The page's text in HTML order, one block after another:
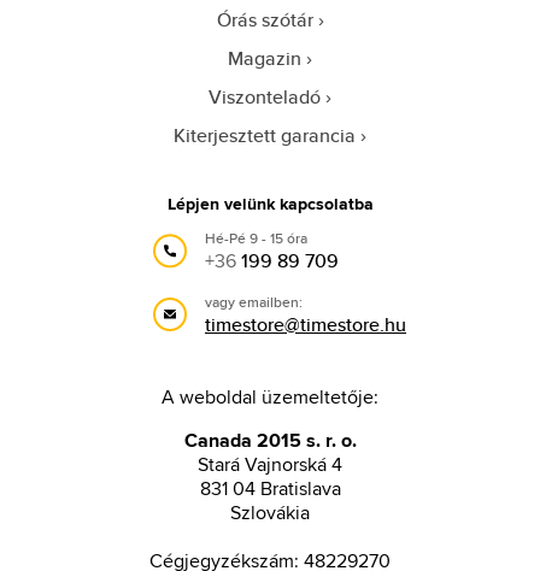
Órás szótár
Magazin
Viszonteladó
Kiterjesztett garancia
Lépjen velünk kapcsolatba
Hé-Pé 9 - 15 óra
+36199 89 709
vagy emailben:
timestore@timestore.hu
A weboldal üzemeltetője:
Canada 2015 s. r. o.
Stará Vajnorská 4
831 04 Bratislava
Szlovákia
Cégjegyzékszám: 48229270